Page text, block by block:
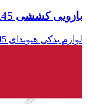
بازویی کششی ix45
لوازم یدکی هیوندای ix45